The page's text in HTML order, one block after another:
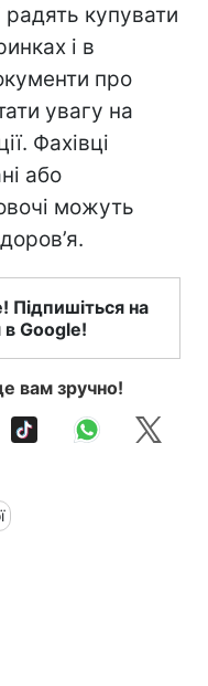
купувати
і в
про
увагу на
Фахівці
або
можуть
Підпишіться на
в Google!
вам зручно!